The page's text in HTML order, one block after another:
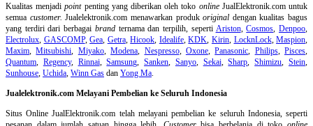
Kualitas menjadipointpenting yang diberikan oleh toko onlineJualElektronik.com untuk
semua customer. Jualelektronik.com menawarkan produkoriginal dengan kualitas bagus
yang terdiri dari berbagai brandternama dan terpilih, seperti Ariston,Cosmos,Denpoo,
Electrolux, GASCOMP,Gea, Getra,Hicook, Idealife,KDK, Kirin, LocknLock,Maspion,
Maxim,Mitsubishi, Miyako,Modena, Nespresso, Oxone,Panasonic, Philips, Pisces,
Quantum, Regency, Rinnai,Samsung,Sanken, Sanyo, Sekai,Sharp,Shimizu,Stein,
Sunhouse, Uchida, Winn Gas dan Yong Ma.
Jualelektronik.com Melayani Pembelian ke Seluruh Indonesia
Situs Online JualElektronik.com telah melayani pembelian ke seluruh Indonesia, seperti